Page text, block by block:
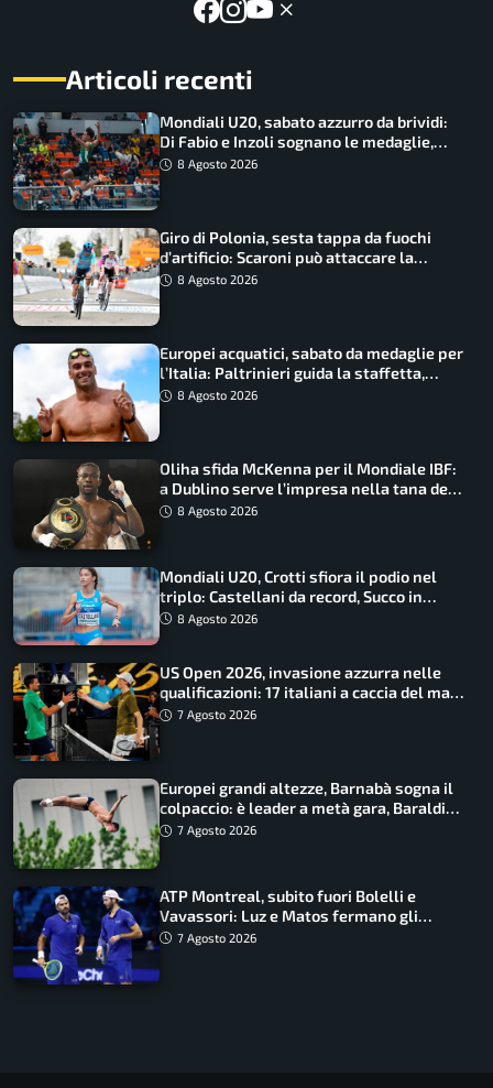
Articoli recenti
Mondiali U20, sabato azzurro da brividi:
Di Fabio e Inzoli sognano le medaglie,
Castellani e Succo in finale
8 Agosto 2026
Giro di Polonia, sesta tappa da fuochi
d’artificio: Scaroni può attaccare la
maglia di Lemmen
8 Agosto 2026
Europei acquatici, sabato da medaglie per
l’Italia: Paltrinieri guida la staffetta,
Barnabà sogna l’oro dalle grandi altezze
8 Agosto 2026
Oliha sfida McKenna per il Mondiale IBF:
a Dublino serve l’impresa nella tana del
lupo8 Agosto 2026
Mondiali U20, Crotti sfiora il podio nel
triplo: Castellani da record, Succo in
finale
8 Agosto 2026
US Open 2026, invasione azzurra nelle
qualificazioni: 17 italiani a caccia del main
draw7 Agosto 2026
Europei grandi altezze, Barnabà sogna il
colpaccio: è leader a metà gara, Baraldi
ancora in corsa
7 Agosto 2026
ATP Montreal, subito fuori Bolelli e
Vavassori: Luz e Matos fermano gli
azzurri
7 Agosto 2026